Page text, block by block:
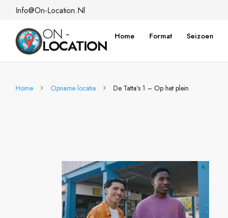
Info@on-Location.nl
ON -
LOCATION
Home Format Seizoen
Home Opname locatie De Tatta’s 1 – Op het plein